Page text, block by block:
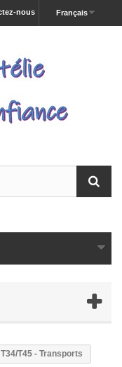
Français
nous
T45 - Transports